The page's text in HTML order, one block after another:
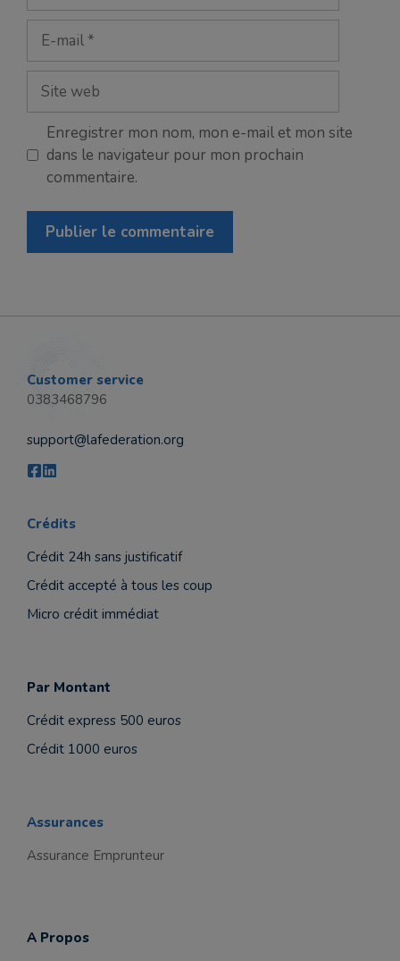
mail
Site
web
Enregistrer mon nom, mon e-mail et mon site
dans le navigateur pour mon prochain
commentaire.
Customer service
0383468796
support@lafederation.org
Crédits
Crédit 24h sans justificatif
Crédit accepté à tous les coup
Micro crédit immédiat
Par Montant
Crédit express 500 euros
Crédit 1000 euros
Assurances
Assurance Emprunteur
A Propos